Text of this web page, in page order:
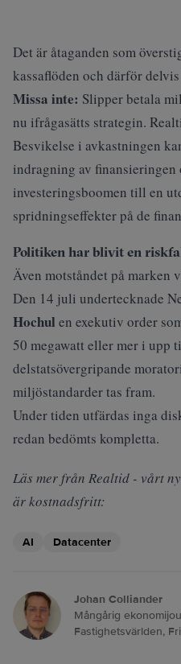
Det är åtaganden som
kassaflöden och därför
Missa inte: Slipper betala
nu ifrågasätts strategin.
Besvikelse i avkastningen
indragning av
investeringsboomen till en
spridningseffekter på de
Politiken har blivit en
Även motståndet på marken
Den 14 juli undertecknade
Hochul en exekutiv order
50 megawatt eller mer i upp
delstatsövergripande
miljöstandarder tas fram.
Under tiden utfärdas inga
redan bedömts kompletta.
Läs mer från Realtid - vårt
är kostnadsfritt:
AI Datacenter
Johan Colliander
Mångårig
Fastighetsvärlden,